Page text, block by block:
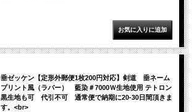
垂ゼッケン【定形外郵便1枚200円対応】剣道 垂ネーム
プリント風（ラバー） 藍染＃7000Ｗ生地使用 テトロン
黒生地も可 代引不可 通常便で納期に20-30日間頂きま
す。<br>